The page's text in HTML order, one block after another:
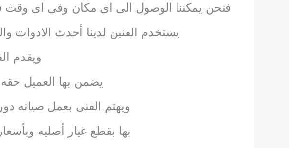
فنحن يمكننا الوصول الى اى مكان وفى اى وقت
يستخدم الفنين لدينا أحدث الادوات
ويقدم
يضمن بها العميل
ويهتم الفنى بعمل صيانه
بها بقطع غيار أصليه